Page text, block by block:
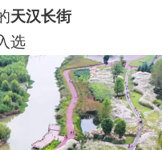
天汉长街
选